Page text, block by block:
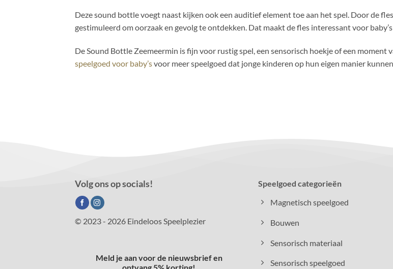
Deze sound bottle voegt naast kijken ook een auditief element toe aan het spel. Door de
gestimuleerd om oorzaak en gevolg te ontdekken. Dat maakt de fles interessant voor
De Sound Bottle Zeemeermin is fijn voor rustig spel, een sensorisch hoekje of een moment
speelgoed voor baby’svoor meer speelgoed dat jonge kinderen op hun eigen manier
Volg ons op socials!
© 2023 - 2026 Eindeloos Speelplezier
Meld je aan voor de nieuwsbrief en
Speelgoed categorieën
Magnetisch speelgoed
Bouwen
Sensorisch materiaal
Sensorisch speelgoed